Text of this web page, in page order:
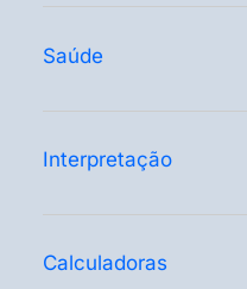
Saúde
Interpretação
Calculadoras